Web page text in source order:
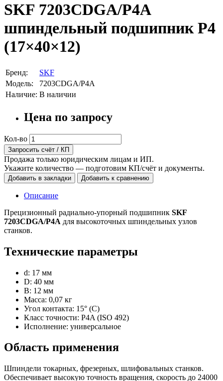
SKF 7203CDGA/P4A
шпиндельный подшипник P4
(17×40×12)
Бренд:
SKF
Модель:
7203CDGA/P4A
Наличие: В наличии
Цена по запросу
Кол-во
Запросить счёт / КП
Продажа только юридическим лицам и ИП.
Укажите количество — подготовим КП/счёт и документы.
Добавить в закладки Добавить к сравнению
Описание
Прецизионный радиально-упорный подшипник SKF
7203CDGA/P4A для высокоточных шпиндельных узлов
станков.
Технические параметры
d: 17 мм
D: 40 мм
B: 12 мм
Масса: 0,07 кг
Угол контакта: 15° (C)
Класс точности: P4A (ISO 492)
Исполнение: универсальное
Область применения
Шпиндели токарных, фрезерных, шлифовальных станков.
Обеспечивает высокую точность вращения, скорость до 24000